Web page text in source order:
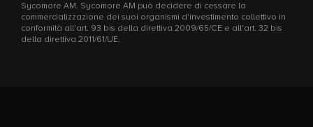
Sycomore AM. Sycomore AM può decidere di cessare la
commercializzazione dei suoi organismi d'investimento collettivo in
conformità all'art. 93 bis della direttiva 2009/65/CE e all'art. 32 bis
della direttiva 2011/61/UE.